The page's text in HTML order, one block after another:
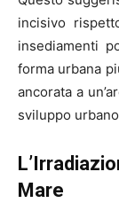
incisivo
insediamenti
forma urbana
ancorata a
sviluppo
Mare